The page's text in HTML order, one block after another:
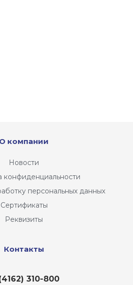
О компании
Новости
конфиденциальности
персональных данных
Сертификаты
Реквизиты
Контакты
310-800